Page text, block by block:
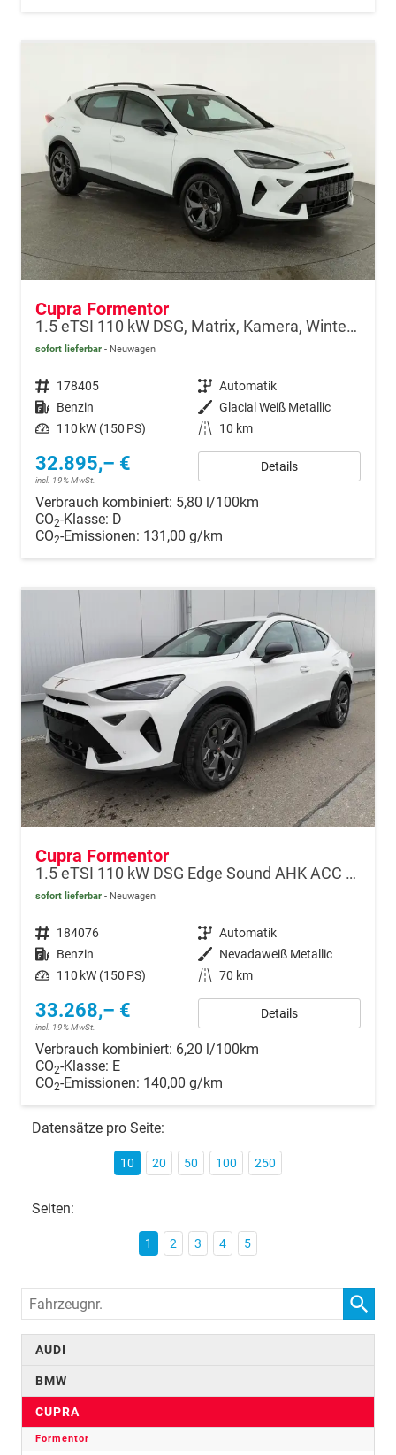
Cupra Formentor
1.5 eTSI 110 kW DSG, Matrix, Kamera, Winter, el. Klappe, 5 J.-Garantie
sofort lieferbar Neuwagen
Fahrzeugnr. 178405 Getriebe Automatik
Kraftstoff Benzin Außenfarbe Glacial Weiß Metallic
Leistung 110 kW (150 PS) Kilometerstand 10 km
32.895,– €
incl. 19% MwSt.
Details
Verbrauch kombiniert: 5,80 l/100km
CO2-Klasse: D
CO2-Emissionen: 131,00 g/km
Cupra Formentor
1.5 eTSI 110 kW DSG Edge Sound AHK ACC LED
sofort lieferbar Neuwagen
Fahrzeugnr. 184076 Getriebe Automatik
Kraftstoff Benzin Außenfarbe Nevadaweiß Metallic
Leistung 110 kW (150 PS) Kilometerstand 70 km
33.268,– €
incl. 19% MwSt.
Details
Verbrauch kombiniert: 6,20 l/100km
CO2-Klasse: E
CO2-Emissionen: 140,00 g/km
Datensätze pro Seite:
10 20 50 100 250
Seiten:
1 2 3 4 5
Fahrzeugnr.
AUDI
BMW
CUPRA
Formentor